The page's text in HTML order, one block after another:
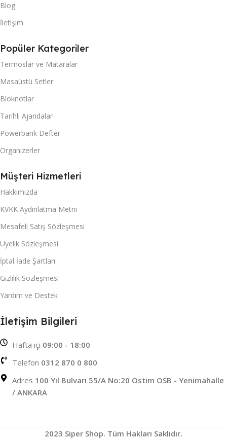
Blog
İletişim
Popüler Kategoriler
Termoslar ve Mataralar
Masaüstü Setler
Bloknotlar
Tarihli Ajandalar
Powerbank Defter
Organizerler
Müşteri Hizmetleri
Hakkımızda
KVKK Aydınlatma Metni
Mesafeli Satış Sözleşmesi
Üyelik Sözleşmesi
İptal İade Şartları
Gizlilik Sözleşmesi
Yardım ve Destek
İletişim Bilgileri
Hafta içi 09:00 - 18:00
Telefon 0312 870 0 800
Adres 100 Yıl Bulvarı 55/A No:20 Ostim OSB - Yenimahalle
/ ANKARA
2023 Siper Shop. Tüm Hakları Saklıdır.